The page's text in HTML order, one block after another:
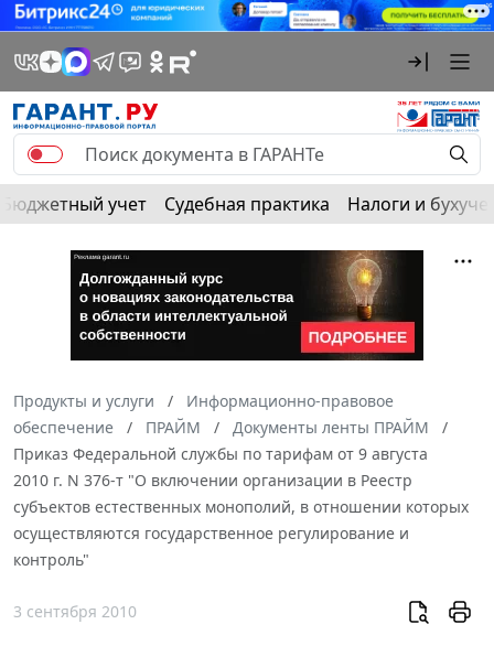
Бюджетный учет Судебная практика Налоги и
Продукты и услуги
Информационно-правовое
обеспечение
ПРАЙМ
Документы ленты ПРАЙМ
Приказ Федеральной службы по тарифам от 9 августа
2010 г. N 376-т "О включении организации в Реестр
субъектов естественных монополий, в отношении которых
осуществляются государственное регулирование и
контроль"
3 сентября 2010